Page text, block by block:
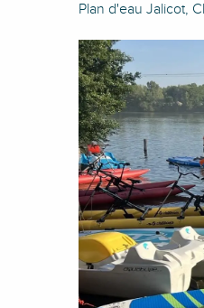
Plan d'eau Jalicot,